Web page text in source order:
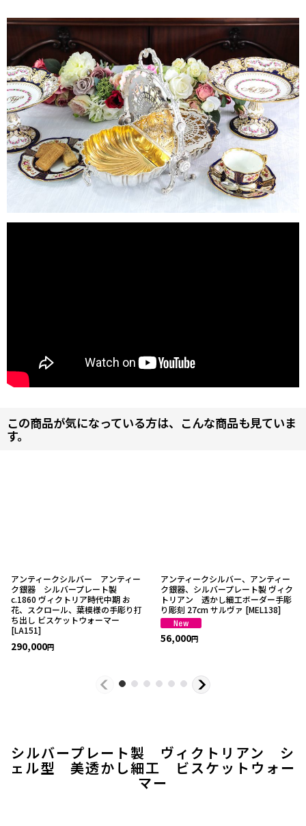
シルバープレート製 ヴィクトリアン シ
ェル型 美透かし細工 ビスケットウォー
マー
この商品が気になっている方は、こんな商品も見ていま
す。
アンティークシルバー アンティー
ク銀器 シルバープレート製
c.1860 ヴィクトリア時代中期 お
花、スクロール、葉模様の手彫り打
ち出し ビスケットウォーマー
[LA151]
290,000円
アンティークシルバー、アンティー
ク銀器、シルバープレート製 ヴィク
トリアン 透かし細工ボーダー手彫
り彫刻 27cm サルヴァ [MEL138]
56,000円